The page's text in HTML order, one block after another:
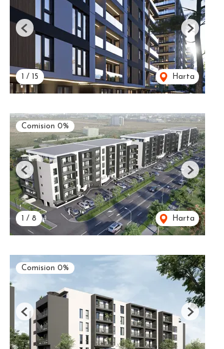
1 / 15 Harta
Previous Next
Comision 0%
1 / 8 Harta
Previous Next
Comision 0%
Previous Next